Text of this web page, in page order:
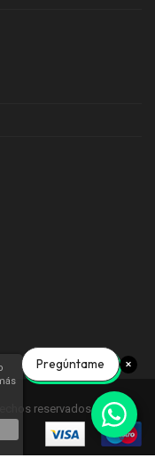
reservados
Pregúntame